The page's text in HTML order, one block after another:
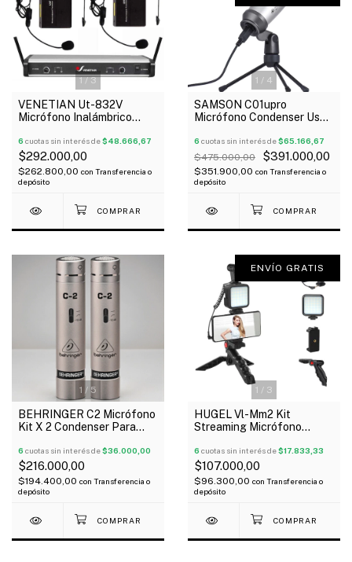
1/3
VENETIAN Ut-832V
Micrófono Inalámbrico
6 cuotas sin interés de$48.666,67
$292.000,00
$262.800,00 con Transferencia o
depósito
1 / 4
SAMSON C01upro
Micrófono Condenser Usb
6 cuotas sin interés de$65.166,67
$475.000,00 $391.000,00
$351.900,00 con Transferencia o
depósito
1 / 5
BEHRINGER C2 Micrófono
Kit X 2 Condenser Para
6 cuotas sin interés de$36.000,00
$216.000,00
$194.400,00 con Transferencia o
depósito
1 / 3
ENVÍO GRATIS
HUGEL Vl-Mm2 Kit
Streaming Micrófono
Led Oferta!
6 cuotas sin interés de$17.833,33
$107.000,00
$96.300,00 con Transferencia o
depósito